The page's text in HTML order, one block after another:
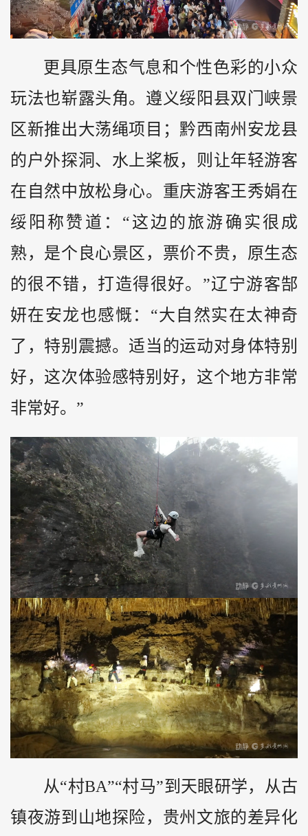
更具原生态气息和个性色彩的小众
玩法也崭露头角。遵义绥阳县双门峡景
区新推出大荡绳项目；黔西南州安龙县
的户外探洞、水上桨板，则让年轻游客
在自然中放松身心。重庆游客王秀娟在
绥阳称赞道：“这边的旅游确实很成
熟，是个良心景区，票价不贵，原生态
的很不错，打造得很好。”辽宁游客郜
妍在安龙也感慨：“大自然实在太神奇
了，特别震撼。适当的运动对身体特别
好，这次体验感特别好，这个地方非常
非常好。”
从“村BA”“村马”到天眼研学，从古
镇夜游到山地探险，贵州文旅的差异化